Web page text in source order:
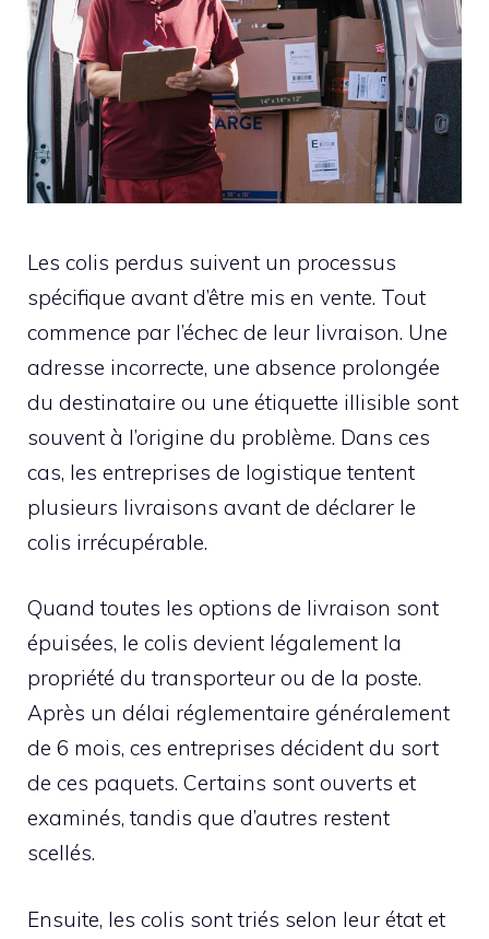
Les colis perdus suivent un processus
spécifique avant d’être mis en vente. Tout
commence par l’échec de leur livraison. Une
adresse incorrecte, une absence prolongée
du destinataire ou une étiquette illisible sont
souvent à l’origine du problème. Dans ces
cas, les entreprises de logistique tentent
plusieurs livraisons avant de déclarer le
colis irrécupérable.
Quand toutes les options de livraison sont
épuisées, le colis devient légalement la
propriété du transporteur ou de la poste.
Après un délai réglementaire généralement
de 6 mois, ces entreprises décident du sort
de ces paquets. Certains sont ouverts et
examinés, tandis que d’autres restent
scellés.
Ensuite, les colis sont triés selon leur état et